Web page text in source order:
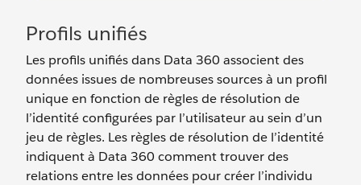
Profils unifiés
Les profils unifiés dans Data 360 associent des
données issues de nombreuses sources à un profil
unique en fonction de règles de résolution de
l’identité configurées par l’utilisateur au sein d’un
jeu de règles. Les règles de résolution de l’identité
indiquent à Data 360 comment trouver des
relations entre les données pour créer l’individu